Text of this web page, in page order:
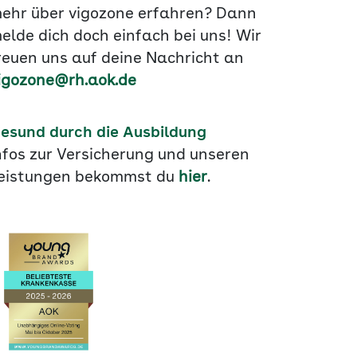
über vigozone erfahren? Dann
dich doch einfach bei uns! Wir
uns auf deine Nachricht an
durch die Ausbildung
zur Versicherung und unseren
bekommst du hier.